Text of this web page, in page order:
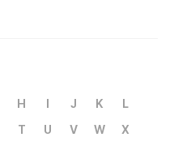
H I J K
L
T U V W
X